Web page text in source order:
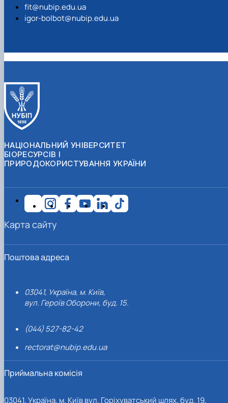
fit@nubip.edu.ua
igor-bolbot@nubip.edu.ua
НАЦІОНАЛЬНИЙ УНІВЕРСИТЕТ
БІОРЕСУРСІВ І
ПРИРОДОКОРИСТУВАННЯ УКРАЇНИ
Поштова адреса
03041, Україна, м. Київ,
вул. Героїв Оборони, буд. 15.
(044) 527-82-42
rectorat@nubip.edu.ua
Приймальна комісія
03041, Україна, м. Київ вул. Горіхуватський шлях, буд. 19,
Карта сайту